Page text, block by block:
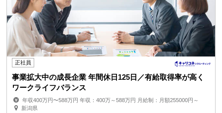
正社員
事業拡大中の成長企業 年間休日125日／有給取得率が高く
ワークライフバランス
年収400万円〜588万円 年収：400万～588万円 月給制：月額255000円～
賞与：2回（昨年実績3.5ヶ月分） 昇給：最大年2回（6月...
新潟県